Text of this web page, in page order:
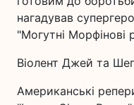
нагадував
"Могутні Морфінові
Віолент Джей та
Американські